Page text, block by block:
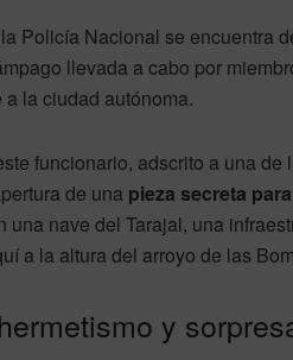
Policía Nacional se encuentra
llevada a cabo por
a la ciudad autónoma.
funcionario, adscrito a una
de una pieza secreta
una nave del Tarajal, una
a la altura del arroyo de las
y